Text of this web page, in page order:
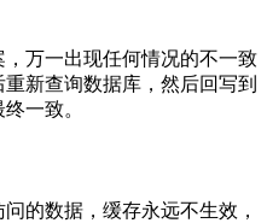
万一出现任何情况的不一致
新查询数据库，然后回写到
一致。
的数据，缓存永远不生效，